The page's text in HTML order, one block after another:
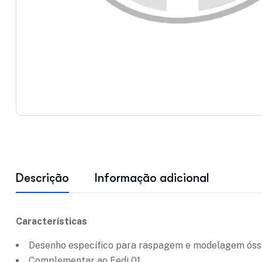
Descrição Informação adicional
Características
Desenho específico para raspagem e modelagem